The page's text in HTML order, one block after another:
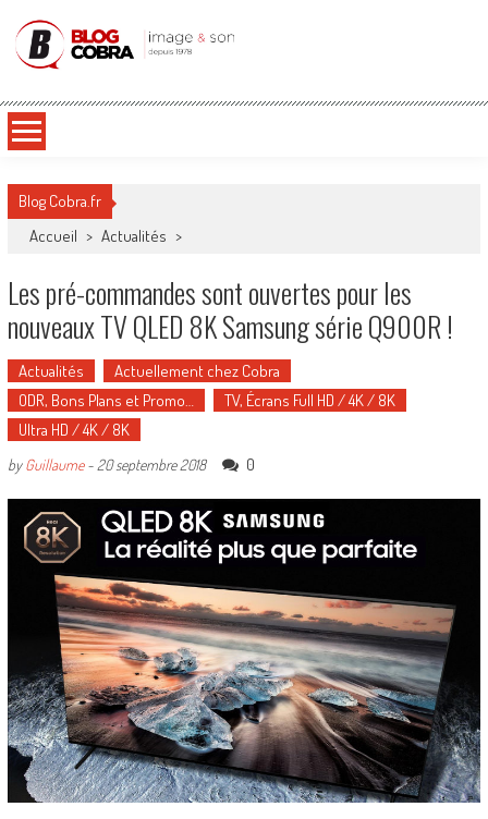
Blog Cobra
Blog Cobra.fr
Accueil > Actualités >
Les pré-commandes sont ouvertes pour les
nouveaux TV QLED 8K Samsung série Q900R !
Actualités
Actuellement chez Cobra
ODR, Bons Plans et Promo…
TV, Écrans Full HD / 4K / 8K
Ultra HD / 4K / 8K
byGuillaume- 20 septembre 2018 0